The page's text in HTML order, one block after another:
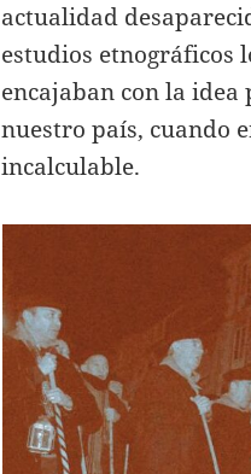
actualidad
estudios etnográficos
encajaban con la
nuestro país, cuando
incalculable.